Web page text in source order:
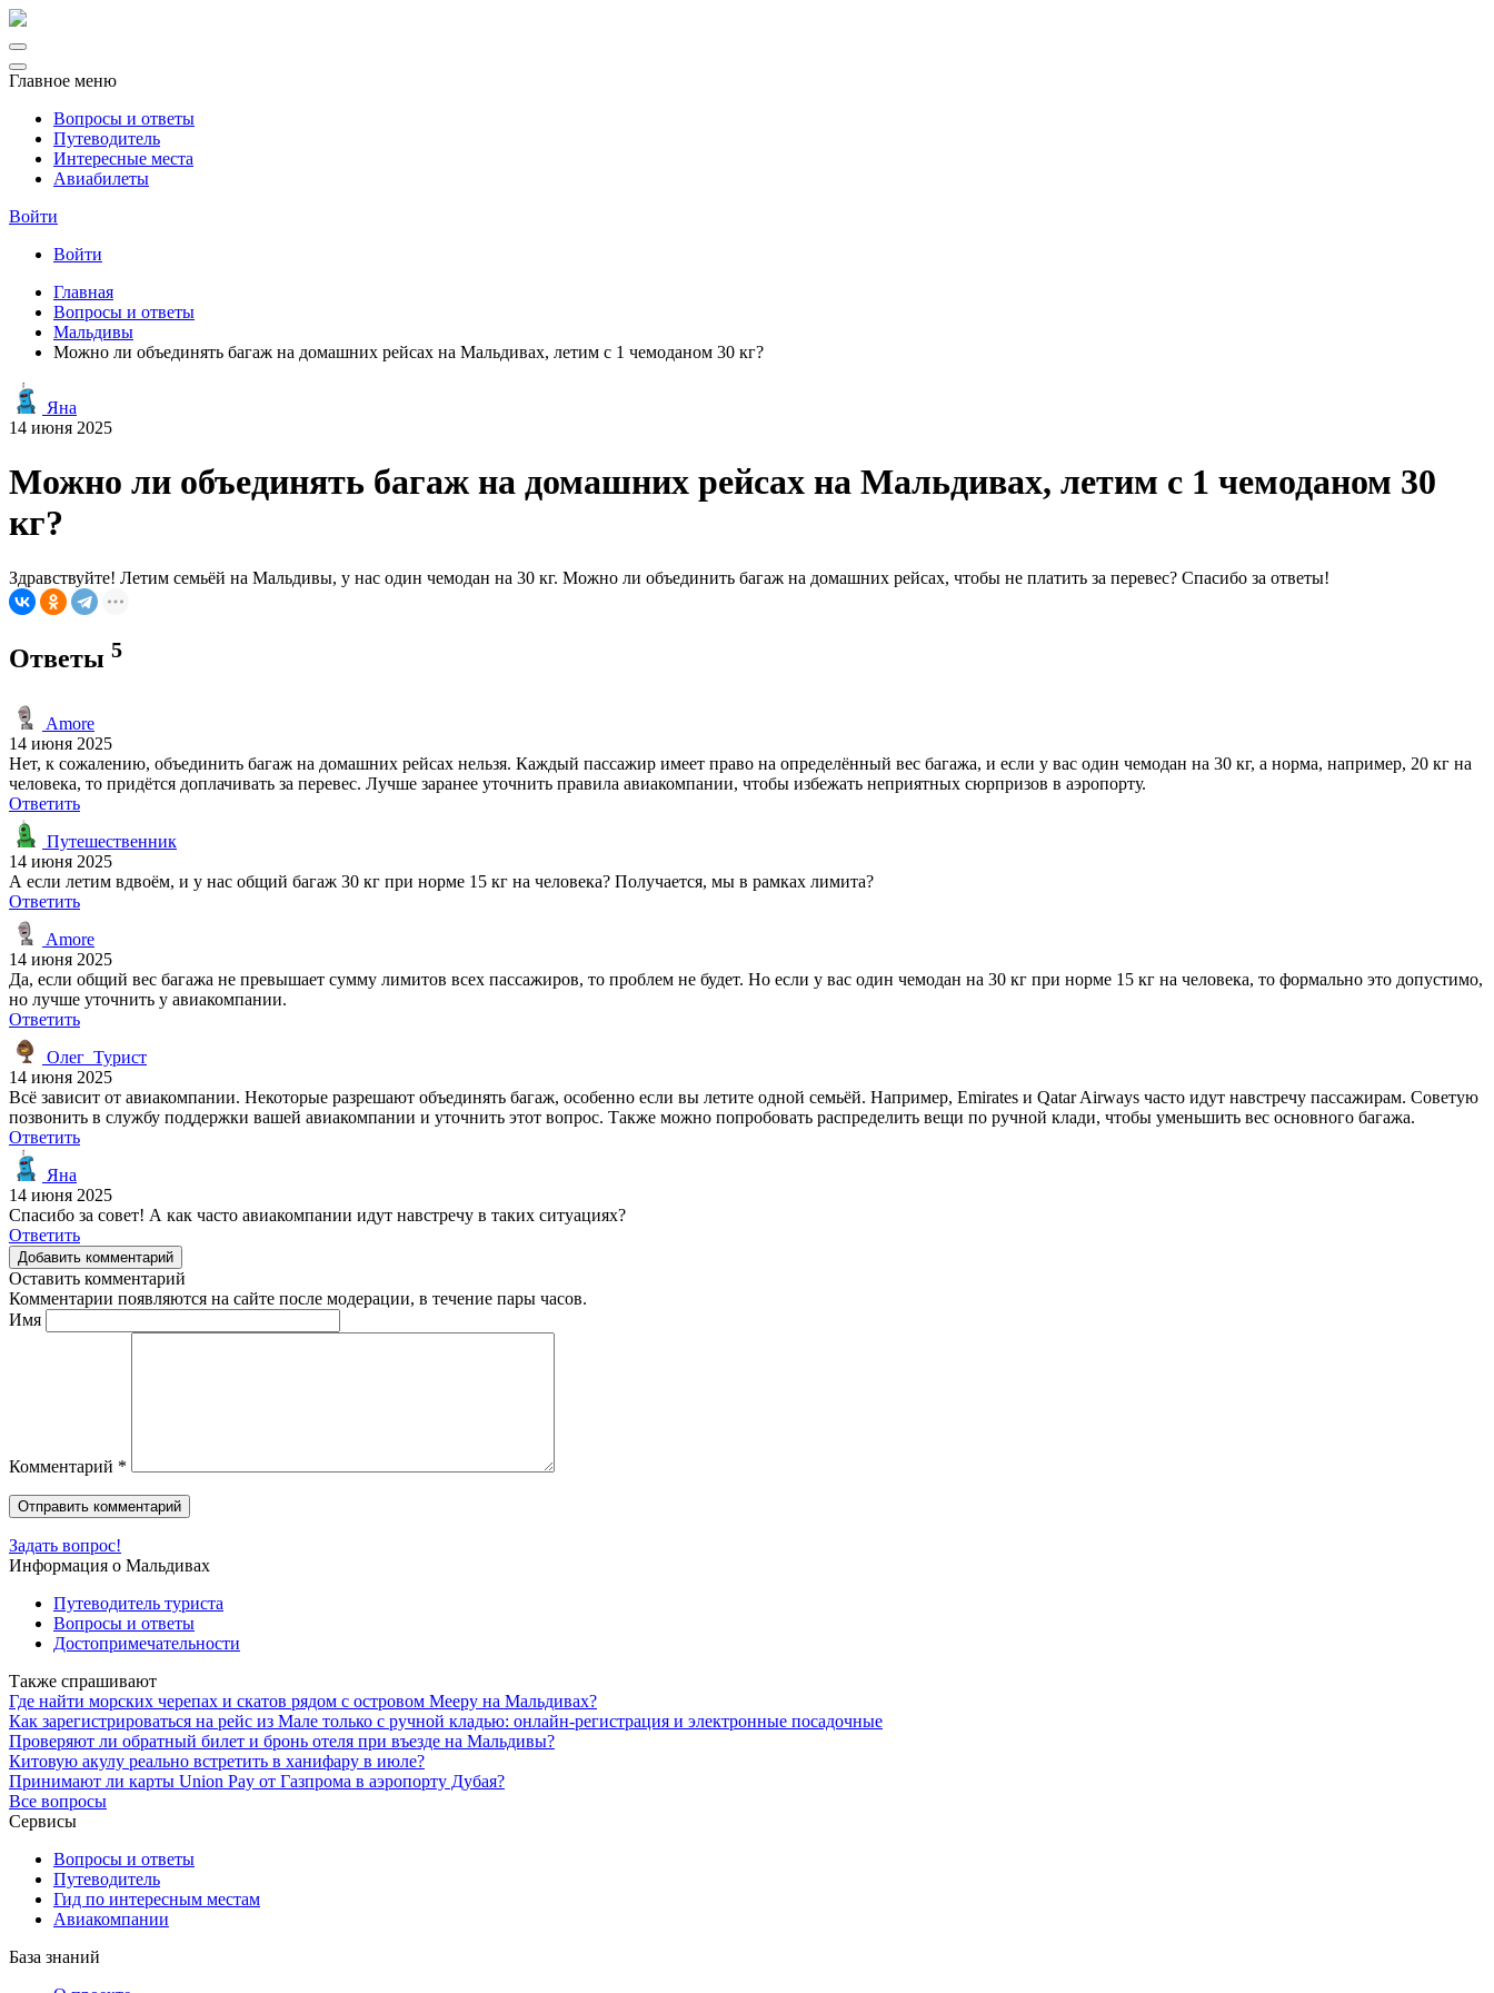
Главное меню
Вопросы и ответы
Путеводитель
Интересные места
Авиабилеты
Войти
Войти
Главная
Вопросы и ответы
Мальдивы
Можно ли объединять багаж на домашних рейсах на Мальдивах, летим с 1 чемоданом 30 кг?
Яна
14 июня 2025
Можно ли объединять багаж на домашних рейсах на Мальдивах, летим с 1 чемоданом 30
кг?
Здравствуйте! Летим семьёй на Мальдивы, у нас один чемодан на 30 кг. Можно ли объединить багаж на домашних рейсах, чтобы не платить за перевес? Спасибо за ответы!
Ответы 5
Amore
14 июня 2025
Нет, к сожалению, объединить багаж на домашних рейсах нельзя. Каждый пассажир имеет право на определённый вес багажа, и если у вас один чемодан на 30 кг, а норма, например, 20 кг на
человека, то придётся доплачивать за перевес. Лучше заранее уточнить правила авиакомпании, чтобы избежать неприятных сюрпризов в аэропорту.
Ответить
Путешественник
14 июня 2025
А если летим вдвоём, и у нас общий багаж 30 кг при норме 15 кг на человека? Получается, мы в рамках лимита?
Ответить
Amore
14 июня 2025
Да, если общий вес багажа не превышает сумму лимитов всех пассажиров, то проблем не будет. Но если у вас один чемодан на 30 кг при норме 15 кг на человека, то формально это допустимо,
но лучше уточнить у авиакомпании.
Ответить
Олег_Турист
14 июня 2025
Всё зависит от авиакомпании. Некоторые разрешают объединять багаж, особенно если вы летите одной семьёй. Например, Emirates и Qatar Airways часто идут навстречу пассажирам. Советую
позвонить в службу поддержки вашей авиакомпании и уточнить этот вопрос. Также можно попробовать распределить вещи по ручной клади, чтобы уменьшить вес основного багажа.
Ответить
Яна
14 июня 2025
Спасибо за совет! А как часто авиакомпании идут навстречу в таких ситуациях?
Ответить
Добавить комментарий
Оставить комментарий
Комментарии появляются на сайте после модерации, в течение пары часов.
Имя
Комментарий *
Задать вопрос!
Информация о Мальдивах
Путеводитель туриста
Вопросы и ответы
Достопримечательности
Также спрашивают
Где найти морских черепах и скатов рядом с островом Мееру на Мальдивах?
Как зарегистрироваться на рейс из Мале только с ручной кладью: онлайн-регистрация и электронные посадочные
Проверяют ли обратный билет и бронь отеля при въезде на Мальдивы?
Китовую акулу реально встретить в ханифару в июле?
Принимают ли карты Union Pay от Газпрома в аэропорту Дубая?
Все вопросы
Сервисы
Вопросы и ответы
Путеводитель
Гид по интересным местам
Авиакомпании
База знаний